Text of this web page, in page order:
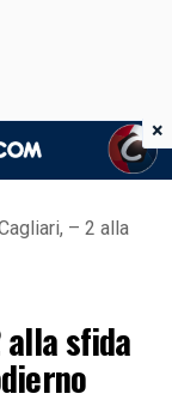
– 2 alla
sfida
×